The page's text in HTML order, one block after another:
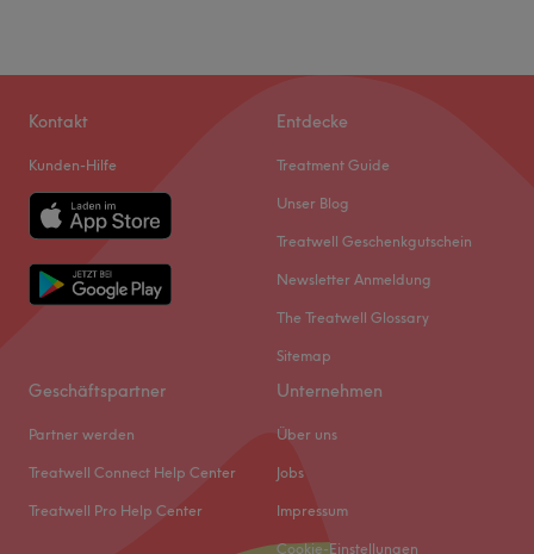
Kontakt
Kunden-Hilfe
Entdecke
Treatment Guide
Unser Blog
Treatwell Geschenkgutschein
Newsletter Anmeldung
The Treatwell Glossary
Sitemap
Geschäftspartner
Partner werden
Treatwell Connect Help Center
Treatwell Pro Help Center
Unternehmen
Über uns
Jobs
Impressum
Cookie-Einstellungen